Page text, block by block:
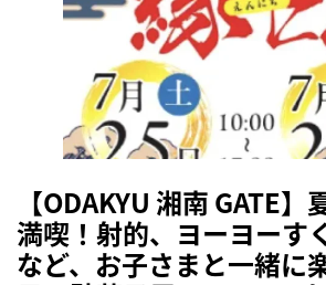
【ODAKYU 湘南 GATE
満喫！射的、ヨーヨーす
など、お子さまと一緒に